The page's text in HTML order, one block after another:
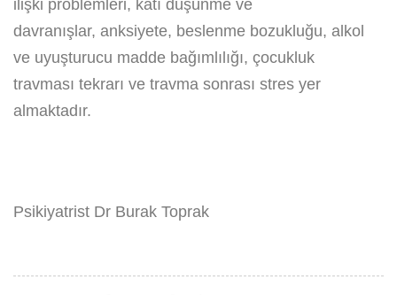
ilişki problemleri, katı düşünme ve
davranışlar, anksiyete, beslenme bozukluğu, alkol
ve uyuşturucu madde bağımlılığı, çocukluk
travması tekrarı ve travma sonrası stres yer
almaktadır.
Psikiyatrist Dr Burak Toprak